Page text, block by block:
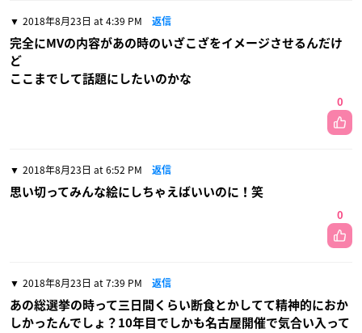
2018年8月23日 at 4:39 PM 返信
完全にMVの内容があの時のいざこざをイメージさせるんだけ
ど
ここまでして話題にしたいのかな
0
2018年8月23日 at 6:52 PM 返信
思い切ってみんな絵にしちゃえばいいのに！笑
0
2018年8月23日 at 7:39 PM 返信
あの総選挙の時って三日間くらい断食とかしてて精神的におか
しかったんでしょ？10年目でしかも名古屋開催で気合い入って